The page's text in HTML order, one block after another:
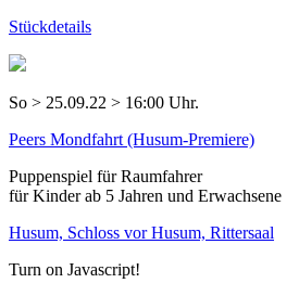
Stückdetails
So > 25.09.22 > 16:00 Uhr.
Peers Mondfahrt (Husum-Premiere)
Puppenspiel für Raumfahrer
für Kinder ab 5 Jahren und Erwachsene
Husum, Schloss vor Husum, Rittersaal
Turn on Javascript!